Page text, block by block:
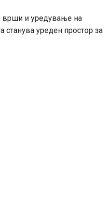
врши и уредување на
станува уреден простор за